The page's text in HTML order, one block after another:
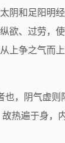
阴和足阳明
欲、过劳，
上争之气而
，阴气虚
热遍于身，